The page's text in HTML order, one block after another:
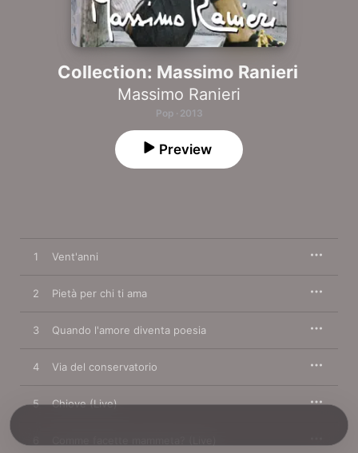
Collection: Massimo Ranieri
Massimo Ranieri
Pop · 2013
Preview
1 Vent'anni
2 Pietà per chi ti ama
3 Quando l'amore diventa poesia
4 Via del conservatorio
5 Chiove (Live)